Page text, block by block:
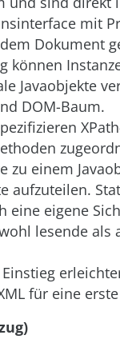
mit
Dokument
können
Javaobjekte
DOM-Baum.
zu einem
aufzuteilen.
eine eigene
lesende als
für eine